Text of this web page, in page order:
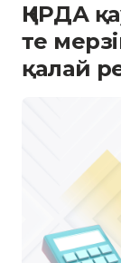
ҚНРДА
те
қалай